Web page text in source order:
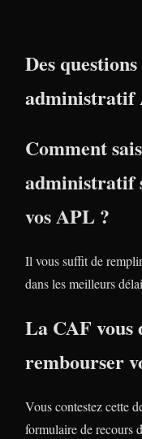
Des
administratif
Comment
administratif
vos APL ?
Il vous suffit de
dans les meilleurs
La CAF vous
rembourser
Vous contestez cette
formulaire de recours